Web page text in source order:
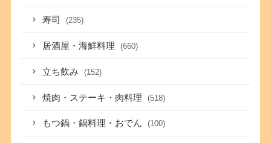
寿司 (235)
居酒屋・海鮮料理 (660)
立ち飲み (152)
焼肉・ステーキ・肉料理 (518)
もつ鍋・鍋料理・おでん (100)